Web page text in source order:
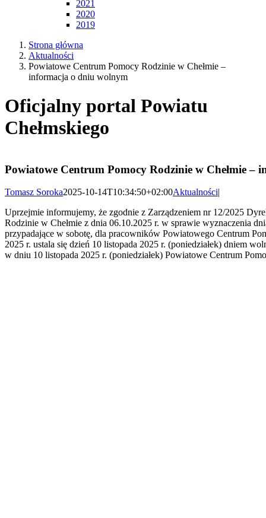
2021
2020
2019
Strona główna
Aktualności
Powiatowe Centrum Pomocy Rodzinie w Chełmie –
informacja o dniu wolnym
Oficjalny portal Powiatu
Chełmskiego
Powiatowe Centrum Pomocy Rodzinie w Chełmie –
Tomasz Soroka2025-10-14T10:34:50+02:00Aktualności|
Uprzejmie informujemy, że zgodnie z Zarządzeniem nr 12/2025
Rodzinie w Chełmie z dnia 06.10.2025 r. w sprawie wyznaczenia
przypadające w sobotę, dla pracowników Powiatowego Centrum
2025 r. ustala się dzień 10 listopada 2025 r. (poniedziałek) dniem
w dniu 10 listopada 2025 r. (poniedziałek) Powiatowe Centrum